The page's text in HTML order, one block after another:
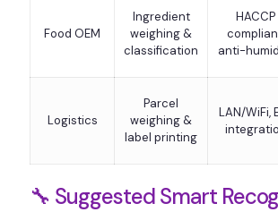
Food OEM
Ingredient
weighing &
classification
HACCP
anti-
Logistics
Parcel
weighing &
label printing
LAN/WiFi,
🔧 Suggested Smart